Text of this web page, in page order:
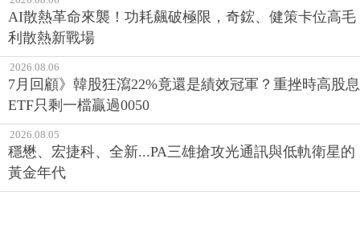
AI散熱革命來襲！功耗飆破極限，奇鋐、健策卡位高毛
利散熱新戰場
2026.08.06
7月回顧》韓股狂瀉22%竟還是績效冠軍？重挫時高股息
ETF只剩一檔贏過0050
2026.08.05
穩懋、宏捷科、全新...PA三雄搶攻光通訊與低軌衛星的
黃金年代